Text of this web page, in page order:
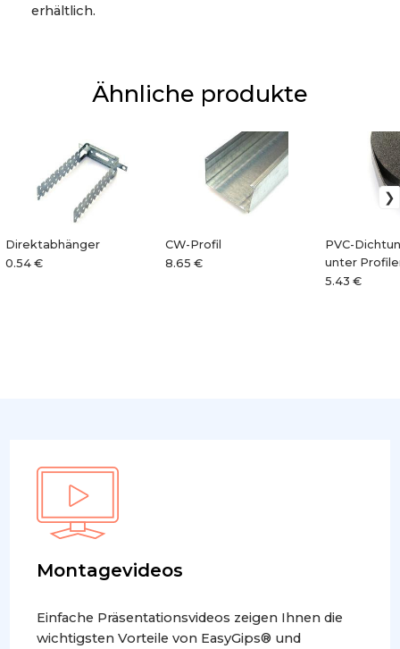
erhältlich.
Ähnliche produkte
Direktabhänger
0.54 €
CW-Profil
8.65 €
PVC-
unter
5.43 €
Montagevideos
Einfache Präsentationsvideos zeigen Ihnen die
wichtigsten Vorteile von EasyGips® und